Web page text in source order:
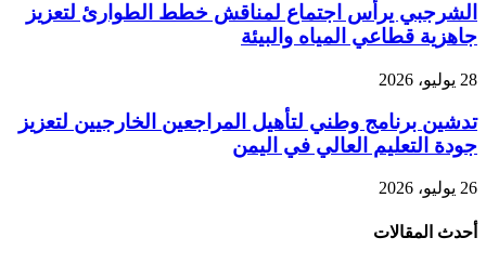
الشرجبي يرأس اجتماع لمناقش خطط الطوارئ لتعزيز
جاهزية قطاعي المياه والبيئة
28 يوليو، 2026
تدشين برنامج وطني لتأهيل المراجعين الخارجيين لتعزيز
جودة التعليم العالي في اليمن
26 يوليو، 2026
أحدث المقالات